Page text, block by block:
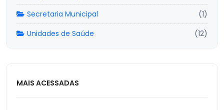
Secretaria Municipal
(1)
Unidades de Saúde
(12)
MAIS ACESSADAS